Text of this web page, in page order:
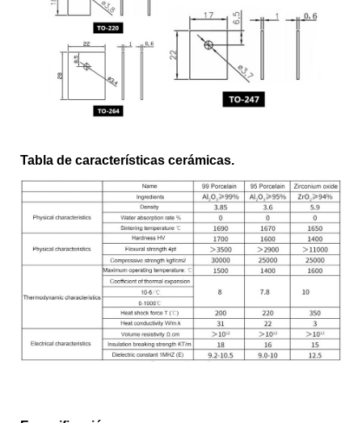
Tabla de características cerámicas.